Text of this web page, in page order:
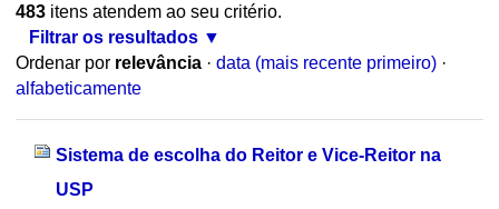
483itens atendem ao seu critério.
Filtrar os resultados
Ordenar por relevância · data (mais recente primeiro) ·
alfabeticamente
Sistema de escolha do Reitor e Vice-Reitor na
USP